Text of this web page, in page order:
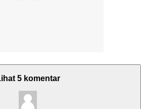
5 komentar